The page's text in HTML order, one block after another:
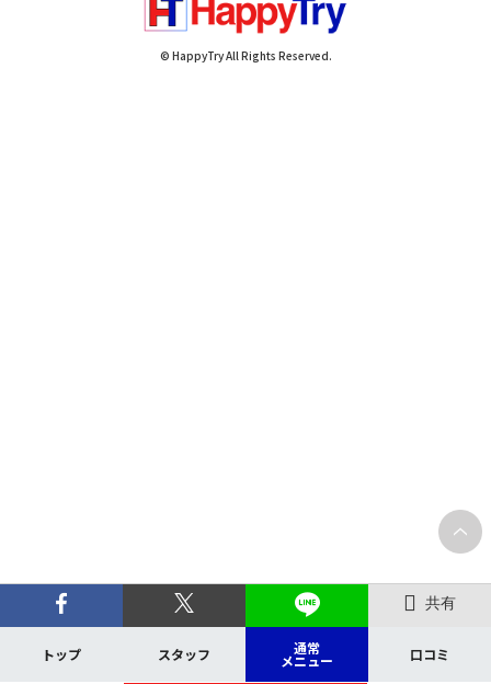
共有
トップ スタッフ 通常
メニュー 口コミ
© HappyTry All Rights Reserved.